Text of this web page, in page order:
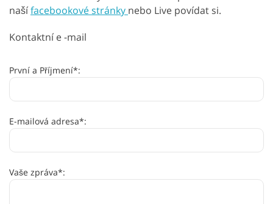
našífacebookové stránky nebo Live povídat si.
Kontaktní e -mail
První a Příjmení*:
E-mailová adresa*:
Vaše zpráva*: